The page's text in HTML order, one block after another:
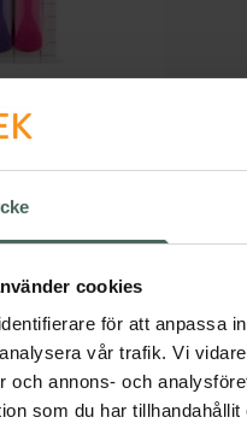
cookies
för att anpassa
vår trafik. Vi
och annons- och
som du har
extra mjuka strån och
komma åt även längst
Byt tandborste minst var